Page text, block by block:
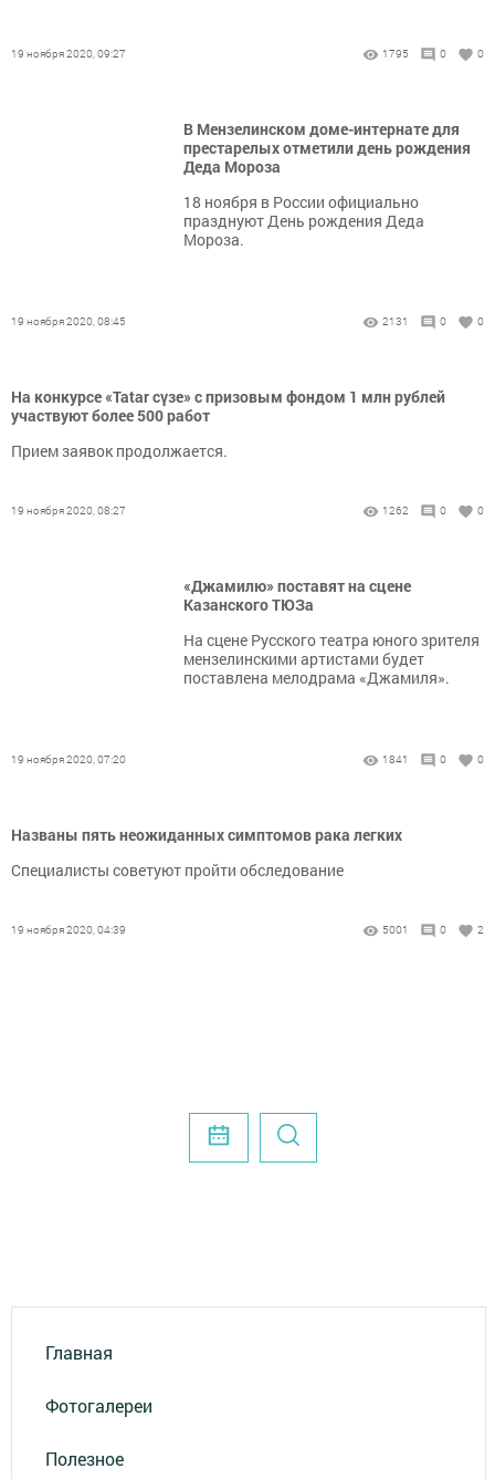
19 ноября 2020, 09:27 1795 0 0
В Мензелинском доме-интернате для
престарелых отметили день рождения
Деда Мороза
18 ноября в России официально
празднуют День рождения Деда
Мороза.
19 ноября 2020, 08:45 2131 0 0
На конкурсе «Tatar сүзе» с призовым фондом 1 млн рублей
участвуют более 500 работ
Прием заявок продолжается.
19 ноября 2020, 08:27 1262 0 0
«Джамилю» поставят на сцене
Казанского ТЮЗа
На сцене Русского театра юного зрителя
мензелинскими артистами будет
поставлена мелодрама «Джамиля».
19 ноября 2020, 07:20 1841 0 0
Названы пять неожиданных симптомов рака легких
Специалисты советуют пройти обследование
19 ноября 2020, 04:39 5001 0 2
Главная
Фотогалереи
Полезное